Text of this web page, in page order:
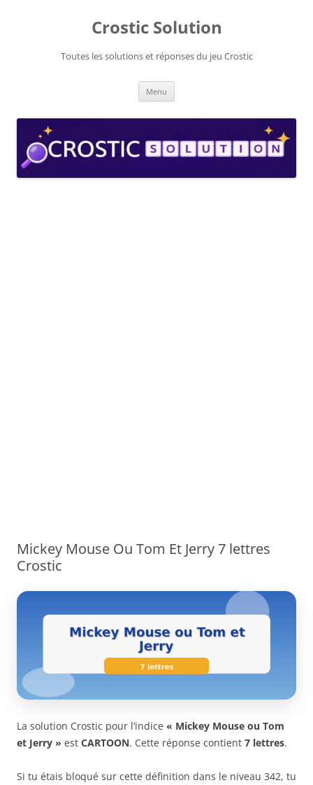
Crostic Solution
Toutes les solutions et réponses du jeu Crostic
Menu
Mickey Mouse Ou Tom Et Jerry 7 lettres
Crostic
La solution Crostic pour l’indice « Mickey Mouse ou Tom
et Jerry » est CARTOON. Cette réponse contient 7 lettres.
Si tu étais bloqué sur cette définition dans le niveau 342, tu